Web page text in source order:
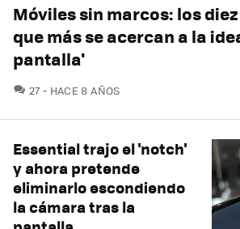
Móviles sin marcos: los
que más se acercan a la
pantalla'
27COMENTARIOS
HACE 8 AÑOS
Essential trajo el 'notch'
y ahora pretende
eliminarlo escondiendo
la cámara tras la